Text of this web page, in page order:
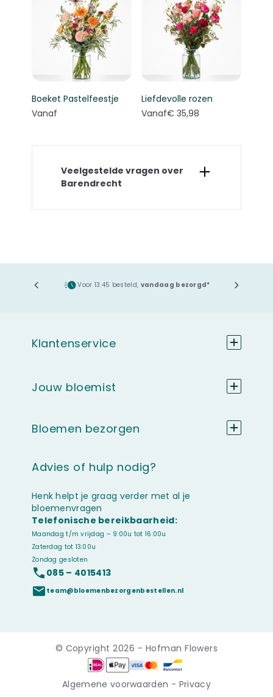
Boeket Pastelfeestje
Vanaf
Liefdevolle rozen
Vanaf€ 35,98
Veelgestelde vragen over
Barendrecht
Voor 13.45 besteld, vandaag bezorgd*
Advies of hulp nodig?
Henk helpt je graag verder met al je
bloemenvragen
Telefonische bereikbaarheid:
Maandag t/m vrijdag – 9:00u tot 16:00u
Zaterdag tot 13:00u
Zondag gesloten
085 – 4015413
team@bloemenbezorgenbestellen.nl
Klantenservice
Jouw bloemist
Bloemen bezorgen
© Copyright 2026 - Hofman Flowers
Algemene voorwaarden - Privacy